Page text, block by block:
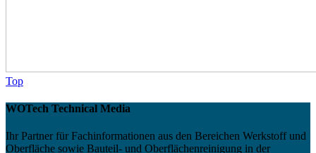
Top
WOTech Technical Media
Ihr Partner für Fachinformationen aus den Bereichen Werkstoff und
Oberfläche sowie Bauteil- und Oberflächenreinigung in der